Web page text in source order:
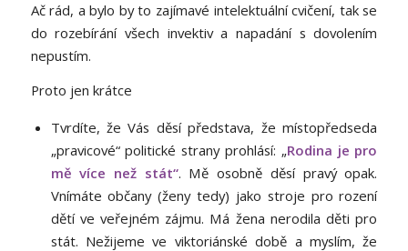
Ač rád, a bylo by to zajímavé intelektuální cvičení, tak se
do rozebírání všech invektiv a napadání s dovolením
nepustím.
Proto jen krátce
Tvrdíte, že Vás děsí představa, že místopředseda
„pravicové“ politické strany prohlásí: „Rodina je pro
mě více než stát“. Mě osobně děsí pravý opak.
Vnímáte občany (ženy tedy) jako stroje pro rození
dětí ve veřejném zájmu. Má žena nerodila děti pro
stát. Nežijeme ve viktoriánské době a myslím, že